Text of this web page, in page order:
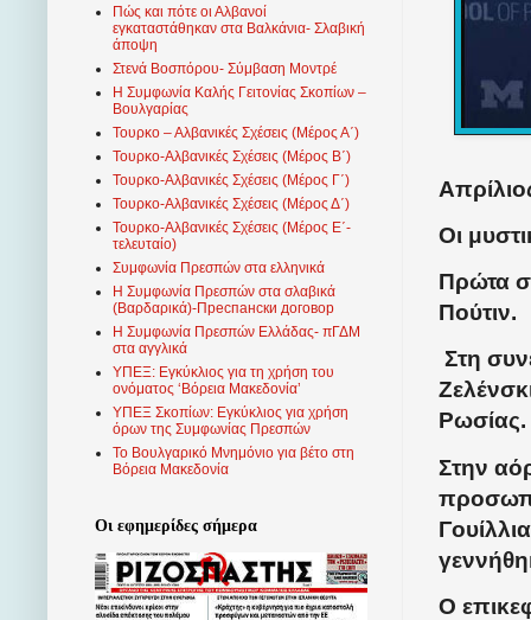
Οι
Πρώτα
Πούτιν.
Στη
Ρωσίας.
Στην
Ο
Πώς και πότε οι Αλβανοί
εγκαταστάθηκαν στα Βαλκάνια- Σλαβική
άποψη
Στενά Βοσπόρου- Σύμβαση Μοντρέ
Η Συμφωνία Καλής Γειτονίας Σκοπίων –
Βουλγαρίας
Τουρκο – Αλβανικές Σχέσεις (Mέρος Α΄)
Τουρκο-Αλβανικές Σχέσεις (Μέρος Β΄)
Τουρκο-Αλβανικές Σχέσεις (Μέρος Γ΄)
Τουρκο-Αλβανικές Σχέσεις (Μέρος Δ΄)
Τουρκο-Αλβανικές Σχέσεις (Μέρος Ε΄-
τελευταίο)
Συμφωνία Πρεσπών στα ελληνικά
Η Συμφωνία Πρεσπών στα σλαβικά
(Βαρδαρικά)-Преспански договор
Η Συμφωνία Πρεσπών Ελλάδας- πΓΔΜ
στα αγγλικά
ΥΠΕΞ: Εγκύκλιος για τη χρήση του
ονόματος ‘Βόρεια Μακεδονία’
ΥΠΕΞ Σκοπίων: Εγκύκλιος για χρήση
όρων της Συμφωνίας Πρεσπών
Το Βουλγαρικό Μνημόνιο για βέτο στη
Βόρεια Μακεδονία
Οι εφημερίδες σήμερα